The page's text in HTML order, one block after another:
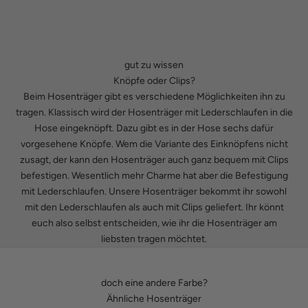
gut zu wissen
Knöpfe oder Clips?
Beim Hosenträger gibt es verschiedene Möglichkeiten ihn zu
tragen. Klassisch wird der Hosenträger mit Lederschlaufen in die
Hose eingeknöpft. Dazu gibt es in der Hose sechs dafür
vorgesehene Knöpfe. Wem die Variante des Einknöpfens nicht
zusagt, der kann den Hosenträger auch ganz bequem mit Clips
befestigen. Wesentlich mehr Charme hat aber die Befestigung
mit Lederschlaufen. Unsere Hosenträger bekommt ihr sowohl
mit den Lederschlaufen als auch mit Clips geliefert. Ihr könnt
euch also selbst entscheiden, wie ihr die Hosenträger am
liebsten tragen möchtet.
doch eine andere Farbe?
Ähnliche Hosenträger